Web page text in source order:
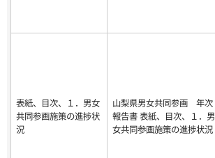
表紙、目次、１．男女
共同参画施策の進捗状
況
山梨県男女共同参画 年次
報告書 表紙、目次、１．男
女共同参画施策の進捗状況